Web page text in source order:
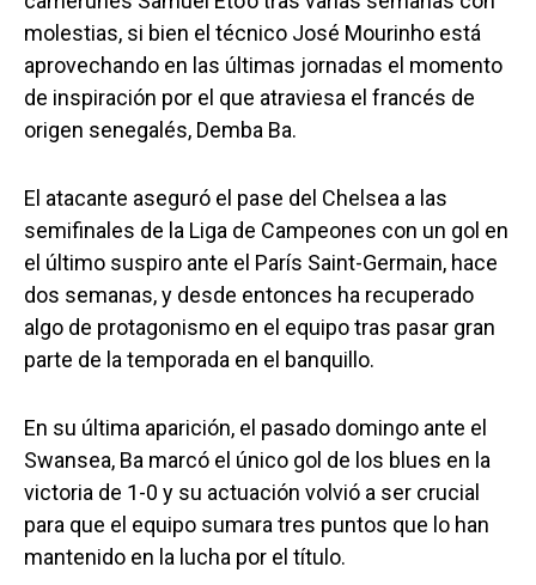
molestias, si bien el técnico José Mourinho está
aprovechando en las últimas jornadas el momento
de inspiración por el que atraviesa el francés de
origen senegalés, Demba Ba.
El atacante aseguró el pase del Chelsea a las
semifinales de la Liga de Campeones con un gol en
el último suspiro ante el París Saint-Germain, hace
dos semanas, y desde entonces ha recuperado
algo de protagonismo en el equipo tras pasar gran
parte de la temporada en el banquillo.
En su última aparición, el pasado domingo ante el
Swansea, Ba marcó el único gol de los blues en la
victoria de 1-0 y su actuación volvió a ser crucial
para que el equipo sumara tres puntos que lo han
mantenido en la lucha por el título.